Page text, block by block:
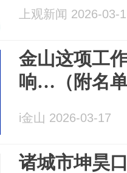
上观新闻 2026-03-
金山这项工
响…（附名
i金山 2026-03-17
诸城市坤昊